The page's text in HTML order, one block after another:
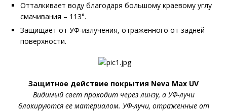
Отталкивает воду благодаря большому краевому углу
смачивания – 113°.
Защищает от УФ-излучения, отраженного от задней
поверхности.
Защитное действие покрытия Neva Max UV
Видимый свет проходит через линзу, а УФ-лучи
блокируются ее материалом. УФ-лучи, отраженные от